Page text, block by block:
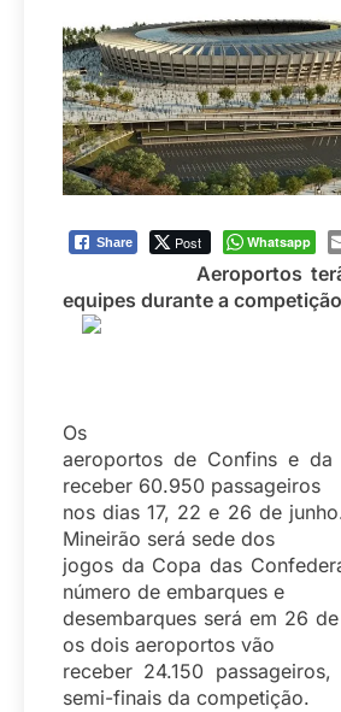
Share Post Whatsapp
Aeroportos
equipes durante a competição
Os
aeroportos de Confins e da
receber 60.950 passageiros
nos dias 17, 22 e 26 de
Mineirão será sede dos
jogos da Copa das
número de embarques e
desembarques será em 26
os dois aeroportos vão
receber 24.150
semi-finais da competição.